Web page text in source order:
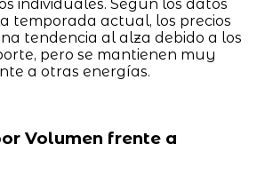
individuales. Según los datos
temporada actual, los precios
tendencia al alza debido a los
pero se mantienen muy
a otras energías.
Volumen frente a